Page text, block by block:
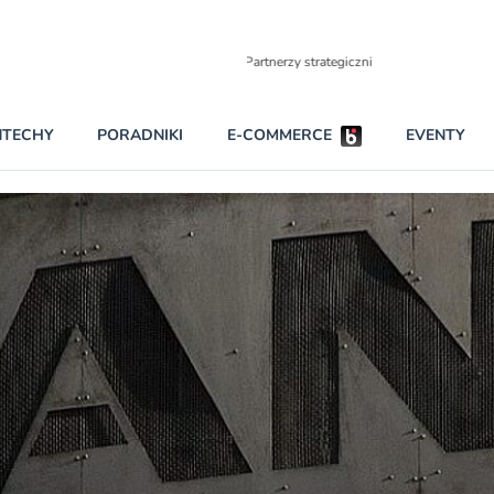
BEZPIECZEŃSTWO
INNI NAPISALI
KONTA
PRAWO
RAPORTY SPECJALNE
NAJCZĘŚCIEJ CZYTANE
Darmowy
wszystkich
W najniższych
darmo przez
Czytaj więcej
PORADNIKI E-COMMERCE EVENTY